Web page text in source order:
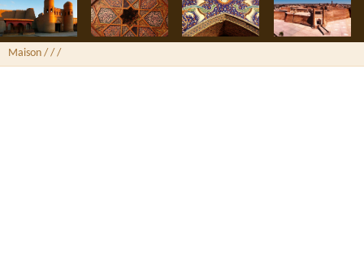
Maison / / /